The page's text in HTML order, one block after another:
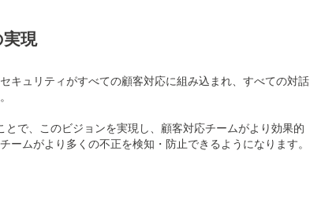
現
キュリティがすべての顧客対応に組み込まれ、すべての対話
で、このビジョンを実現し、顧客対応チームがより効果的
ムがより多くの不正を検知・防止できるようになります。